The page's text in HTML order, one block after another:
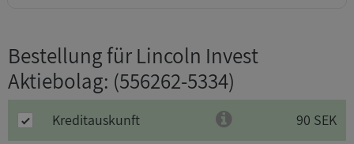
Bestellung für Lincoln Invest
Aktiebolag: (556262-5334)
Kreditauskunft 90 SEK